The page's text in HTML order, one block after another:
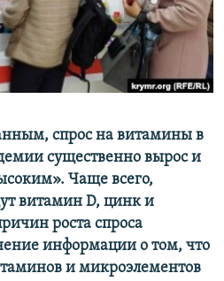
спрос на витамины в
существенно вырос и
Чаще всего,
витамин D, цинк и
роста спроса
информации о том, что
и микроэлементов